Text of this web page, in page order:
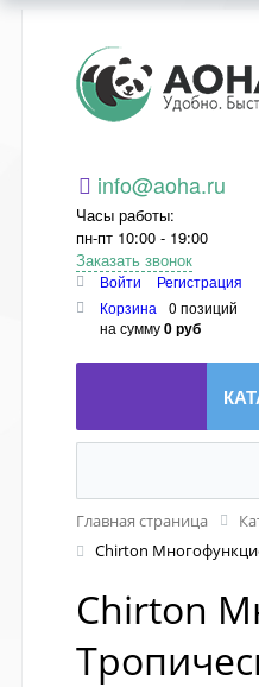
Aoha.ru
info@aoha.ru
Часы работы:
пн-пт 10:00 - 19:00
Заказать звонок
Войти
Регистрация
Корзина
0 позиций
на сумму0 руб
Главная страница
Chirton
Chirton